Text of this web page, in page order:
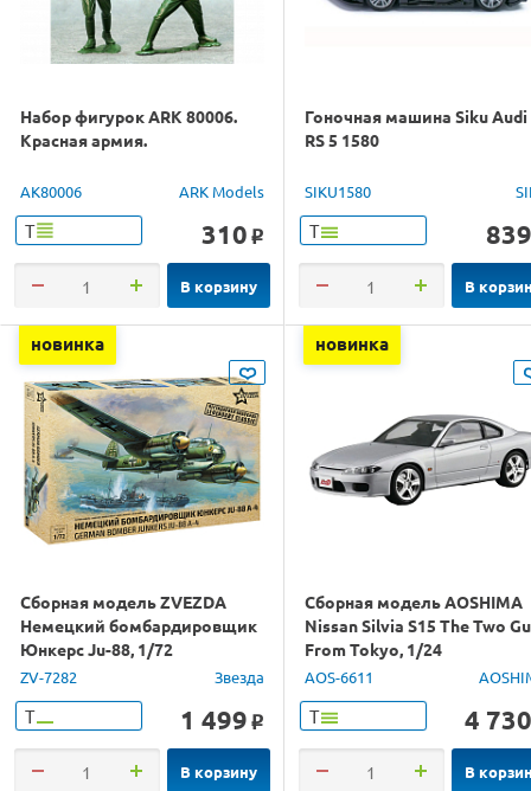
Набор фигурок ARK 80006.
Красная армия.
AK80006 ARK Models
Т 310 o
В корзину
Гоночная машина Siku Audi
RS 5 1580
SIKU1580
Т 839
В
новинка
Сборная модель ZVEZDA
Немецкий бомбардировщик
Юнкерс Ju-88, 1/72
ZV-7282 Звезда
Т 1 499 o
В корзину
новинка
Сборная модель AOSHIMA
Nissan Silvia S15 The Two
From Tokyo, 1/24
AOS-6611
Т 4 730
В